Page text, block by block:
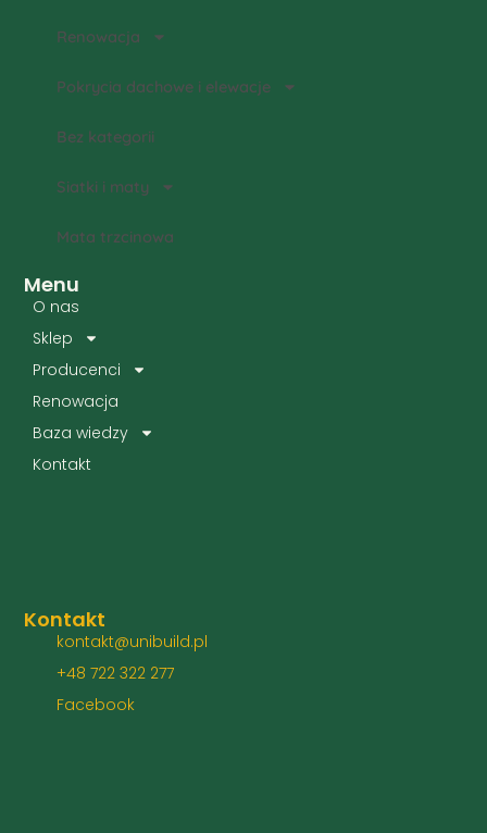
Menu
O nas
Sklep
Producenci
Renowacja
Baza wiedzy
Kontakt
Renowacja
Pokrycia dachowe i elewacje
Bez kategorii
Siatki i maty
Mata trzcinowa
Kontakt
kontakt@unibuild.pl
+48 722 322 277
Facebook